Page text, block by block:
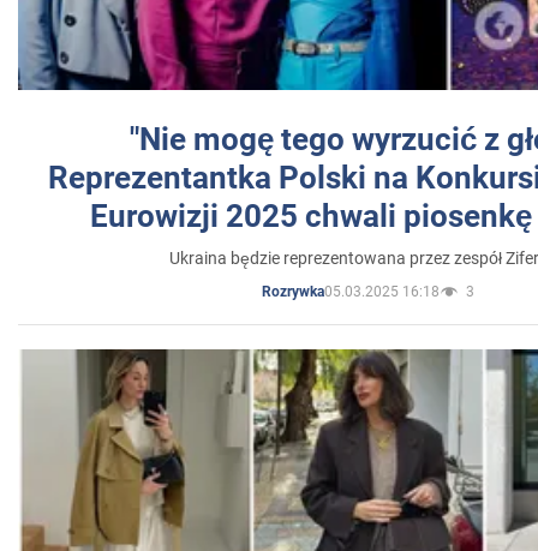
"Nie mogę tego wyrzucić z
Reprezentantka Polski na
Eurowizji 2025 chwali
Ukraina będzie reprezentowana przez zespół
Rozrywka05.03.2025 16:18 3